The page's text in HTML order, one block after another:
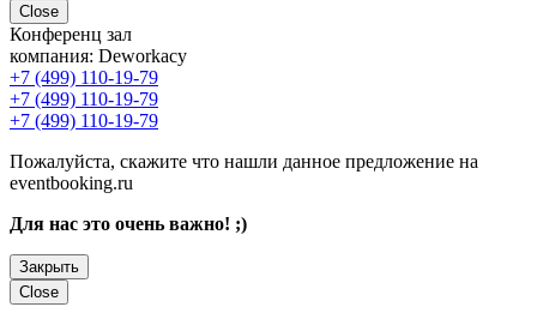
Close
Конференц зал
компания: Deworkacy
+7 (499) 110-19-79
+7 (499) 110-19-79
+7 (499) 110-19-79
Пожалуйста, скажите что нашли данное предложение на
eventbooking.ru
Для нас это очень важно! ;)
Закрыть
Close